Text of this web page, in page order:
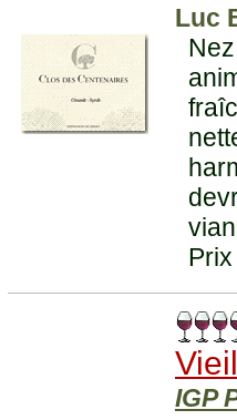
Luc
IGP